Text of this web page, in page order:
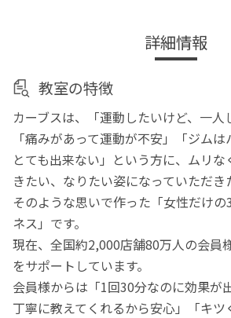
詳細情報
教室の特徴
カーブスは、「運動したいけど、一人
「痛みがあって運動が不安」「ジムは
とても出来ない」という方に、ムリ
きたい、なりたい姿になっていただき
そのような思いで作った「女性だけ
ネス」です。
現在、全国約2,000店舗80万人の会員
をサポートしています。
会員様からは「1回30分なのに効果が
丁寧に教えてくれるから安心」「キ